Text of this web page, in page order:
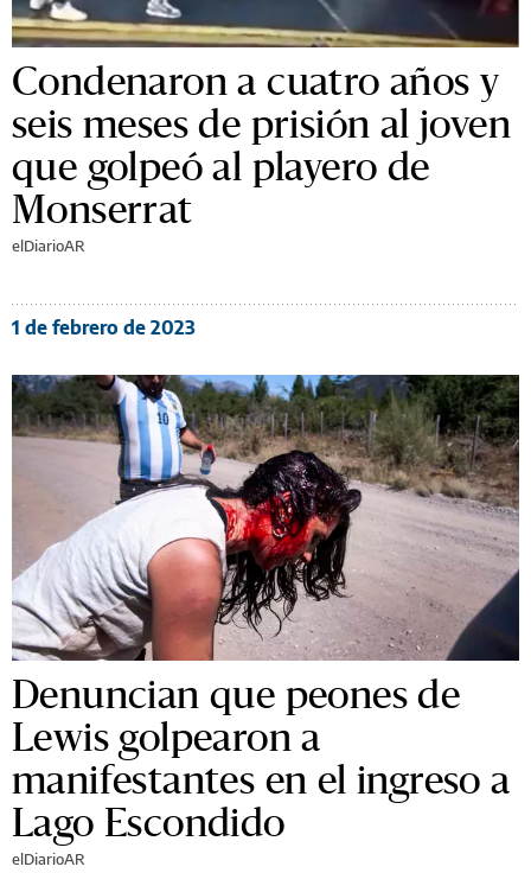
Condenaron a cuatro años y
seis meses de prisión al joven
que golpeó al playero de
Monserrat
elDiarioAR
1 de febrero de 2023
Denuncian que peones de
Lewis golpearon a
manifestantes en el ingreso a
Lago Escondido
elDiarioAR